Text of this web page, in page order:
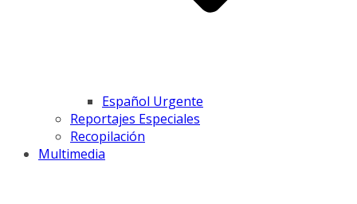
Español Urgente
Reportajes Especiales
Recopilación
Multimedia